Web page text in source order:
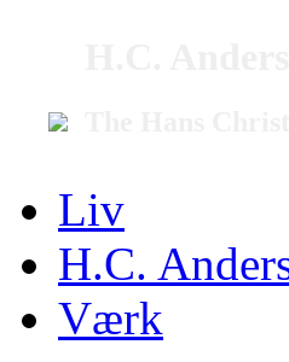
Liv
H.C.
Værk